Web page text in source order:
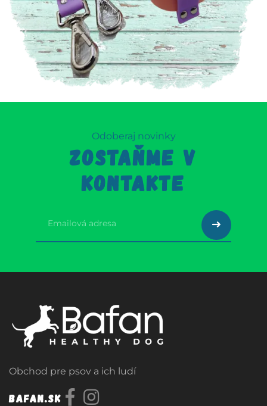
Odoberaj novinky
ZOSTAŇME V
KONTAKTE
Obchod pre psov a ich ludí
Bafan.sk